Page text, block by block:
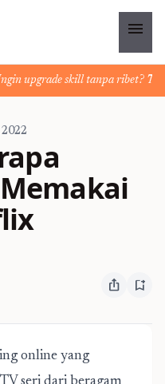
menu
upgrade skill tanpa ribet?
ios_share bookmark_add
online yang